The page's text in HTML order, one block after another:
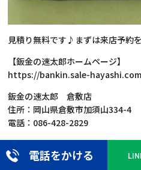
見積り無料です♪まずは来店予約
【鈑金の速太郎ホームページ】
https://bankin.sale-
鈑金の速太郎 倉敷店
住所：岡山県倉敷市加須山334-4
電話：086-428-2829
鈑金の速太郎 岡山店
住所：岡山県岡山市大福10-1
電話をかける